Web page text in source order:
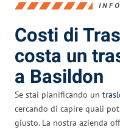
INFO
Costi di
costa un
a Basildon
Se stai pianificando un
cercando di capire quali
giusto. La nostra azienda